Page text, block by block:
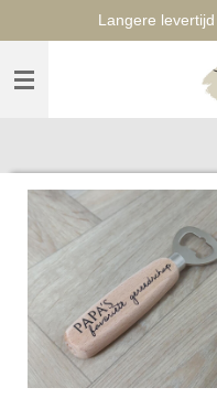
naar
hoofdinhoud
Langere